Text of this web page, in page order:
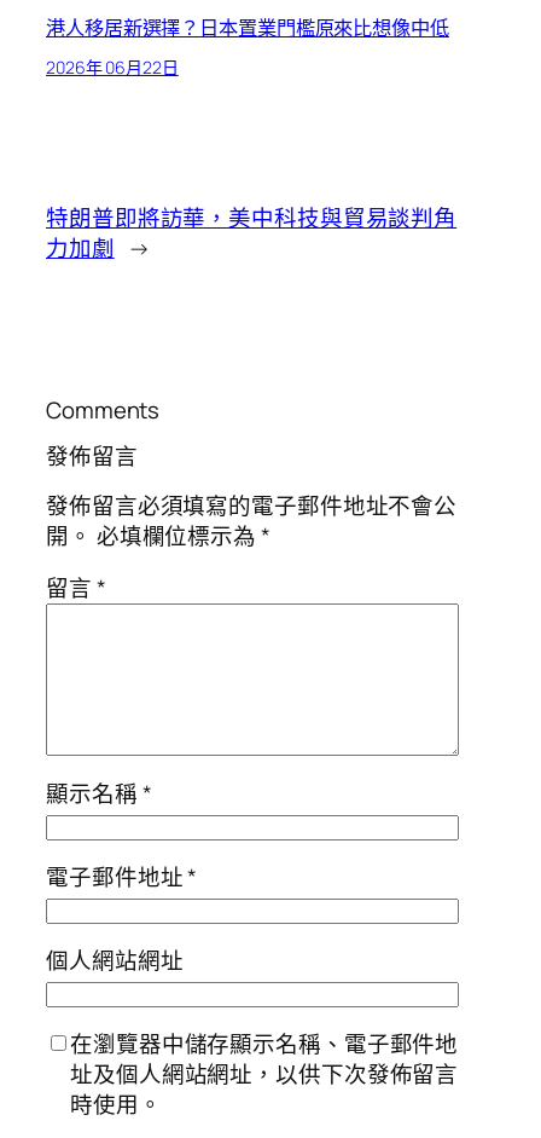
港人移居新選擇？日本置業門檻原來比想像中低
2026年 06月22日
特朗普即將訪華，美中科技與貿易談判角
力加劇 →
Comments
發佈留言
發佈留言必須填寫的電子郵件地址不會公
開。 必填欄位標示為*
留言*
顯示名稱*
電子郵件地址*
個人網站網址
在瀏覽器中儲存顯示名稱、電子郵件地
址及個人網站網址，以供下次發佈留言
時使用。